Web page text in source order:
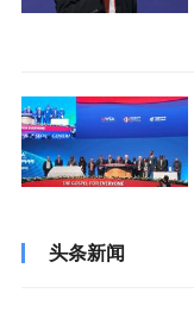
头条新闻